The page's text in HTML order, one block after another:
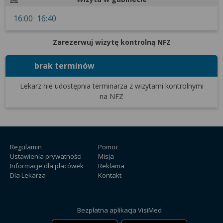
16:00 16:40
Zarezerwuj wizytę kontrolną NFZ
brak terminów
Lekarz nie udostępnia terminarza z wizytami kontrolnymi
na NFZ
Regulamin
Ustawienia prywatności
Informacje dla placówek
Dla Lekarza
Pomoc
Misja
Reklama
Kontakt
Bezpłatna aplikacja VisiMed
danych tylko w niektórych celach. Jeżeli chcesz
konfigurację szczegółową, to możesz tego dokonać
za pomocą „Ustawień zaawansowanych”.
Więcej informacji na temat wykorzystywania
narzędzi zewnętrznych w naszym serwisie
znajdziesz w Regulaminie Serwisu.